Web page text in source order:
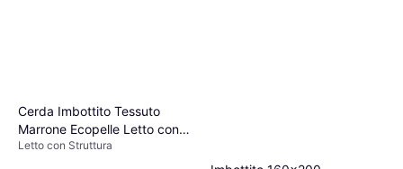
Cerda Imbottito Tessuto
Marrone Ecopelle Letto con
Struttura
Letto con Struttura